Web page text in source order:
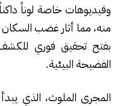
وفيديوهات خاصة لوناً
منه، مما أثار غضب
بفتح تحقيق فوري
الفضيحة البيئية.
المجرى الملوث، الذي